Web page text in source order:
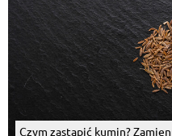
Czym zastąpić kumin?